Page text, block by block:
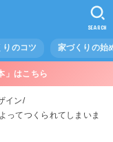
りのコツ 家づくりの始
SEARCH
」はこちら
イン
ってつくられてしまいま